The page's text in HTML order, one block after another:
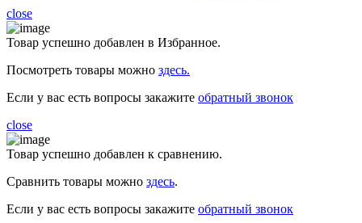
close
Товар успешно добавлен в Избранное.
Посмотреть товары можно здесь.
Если у вас есть вопросы закажите обратный звонок
close
Товар успешно добавлен к сравнению.
Сравнить товары можно здесь.
Если у вас есть вопросы закажите обратный звонок